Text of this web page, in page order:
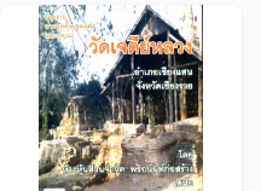
เชียงแสนเมืองโบราณหลวงพระ
บางเมืองมรดกโลก
ประวิทย์ ตันตลานุกุล